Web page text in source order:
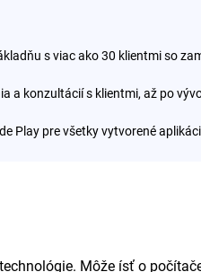
s viac ako 30 klientmi so
a konzultácií s klientmi, až po
Play pre všetky vytvorené
kreatívnych statických a
Môže ísť o